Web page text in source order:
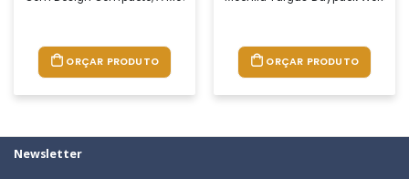
ORÇAR PRODUTO ORÇAR PRODUTO
Newsletter